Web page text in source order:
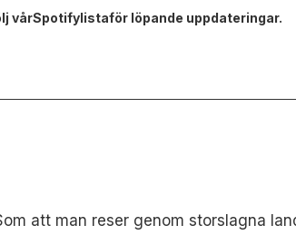
vårSpotifylistaför löpande uppdateringar.
att man reser genom storslagna